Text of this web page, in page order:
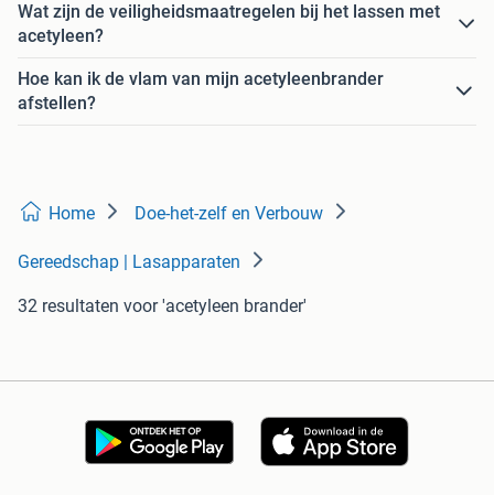
Wat zijn de veiligheidsmaatregelen bij het lassen met
acetyleen?
Hoe kan ik de vlam van mijn acetyleenbrander
afstellen?
Home Doe-het-zelf en Verbouw
Gereedschap | Lasapparaten
32 resultaten voor 'acetyleen brander'